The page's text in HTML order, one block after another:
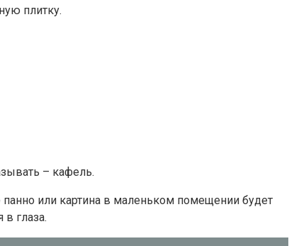
плитку.
– кафель.
или картина в маленьком помещении будет
глаза.